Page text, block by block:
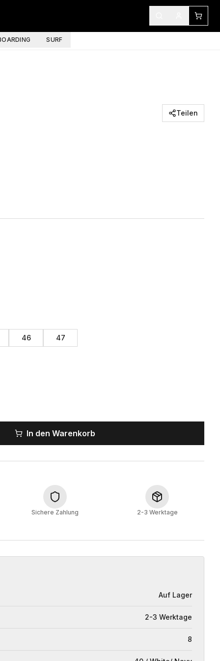
SURF
Teilen
46 47
In den Warenkorb
Sichere Zahlung 2-3 Werktage
Auf Lager
2-3 Werktage
8